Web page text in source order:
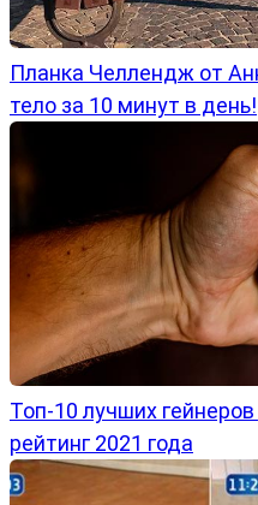
Планка Челлендж от
тело за 10 минут в день!
Топ-10 лучших
рейтинг 2021 года